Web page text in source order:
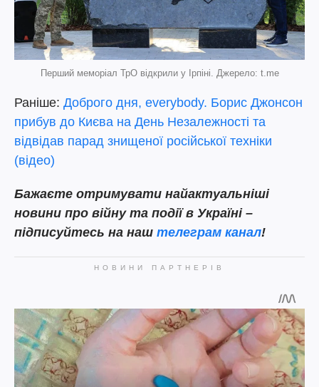
Перший меморіал ТрО відкрили у Ірпіні. Джерело: t.me
Раніше: Доброго дня, everybody. Борис Джонсон
прибув до Києва на День Незалежності та
відвідав парад знищеної російської техніки
(відео)
Бажаєте отримувати найактуальніші
новини про війну та події в Україні –
підписуйтесь на наш телеграм канал!